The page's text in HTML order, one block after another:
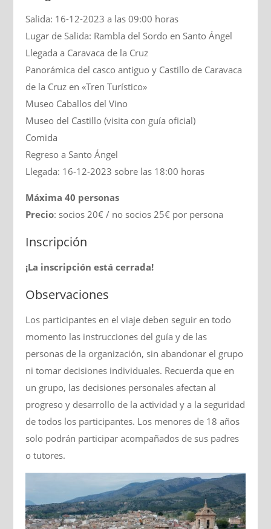
Salida: 16-12-2023 a las 09:00 horas
Lugar de Salida: Rambla del Sordo en Santo Ángel
Llegada a Caravaca de la Cruz
Panorámica del casco antiguo y Castillo de Caravaca
de la Cruz en «Tren Turístico»
Museo Caballos del Vino
Museo del Castillo (visita con guía oficial)
Comida
Regreso a Santo Ángel
Llegada: 16-12-2023 sobre las 18:00 horas
Máxima 40 personas
Precio: socios 20€ / no socios 25€ por persona
Inscripción
¡La inscripción está cerrada!
Observaciones
Los participantes en el viaje deben seguir en todo
momento las instrucciones del guía y de las
personas de la organización, sin abandonar el grupo
ni tomar decisiones individuales. Recuerda que en
un grupo, las decisiones personales afectan al
progreso y desarrollo de la actividad y a la seguridad
de todos los participantes. Los menores de 18 años
solo podrán participar acompañados de sus padres
o tutores.